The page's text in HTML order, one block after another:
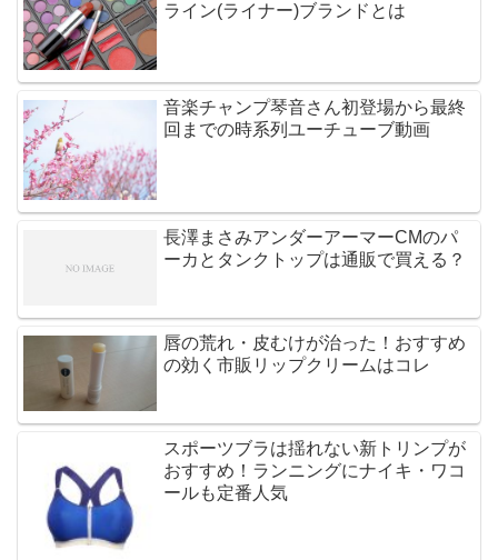
ライン(ライナー)ブランドとは
音楽チャンプ琴音さん初登場から最終
回までの時系列ユーチューブ動画
長澤まさみアンダーアーマーCMのパ
ーカとタンクトップは通販で買える？
唇の荒れ・皮むけが治った！おすすめ
の効く市販リップクリームはコレ
スポーツブラは揺れない新トリンプが
おすすめ！ランニングにナイキ・ワコ
ールも定番人気